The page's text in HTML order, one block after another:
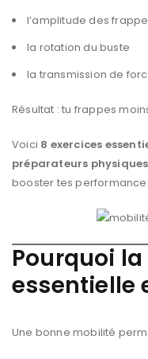
l’amplitude des
la rotation du buste
la transmission de
Résultat : tu frappes
Voici 8 exercices
préparateurs physiques
booster tes
Pourquoi
essentielle
Une bonne mobilité